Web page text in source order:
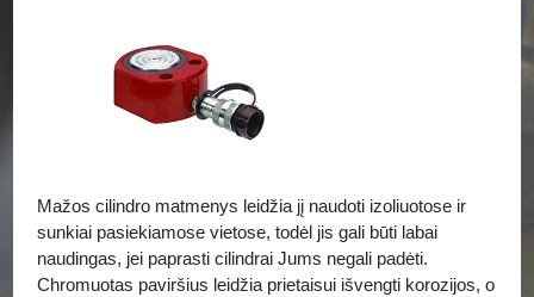
Mažos cilindro matmenys leidžia jį naudoti izoliuotose ir
sunkiai pasiekiamose vietose, todėl jis gali būti labai
naudingas, jei paprasti cilindrai Jums negali padėti.
Chromuotas paviršius leidžia prietaisui išvengti korozijos, o